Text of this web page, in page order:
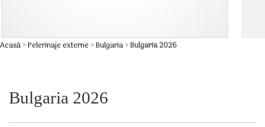
Acasă>Pelerinaje externe>Bulgaria>Bulgaria 2026
Bulgaria 2026